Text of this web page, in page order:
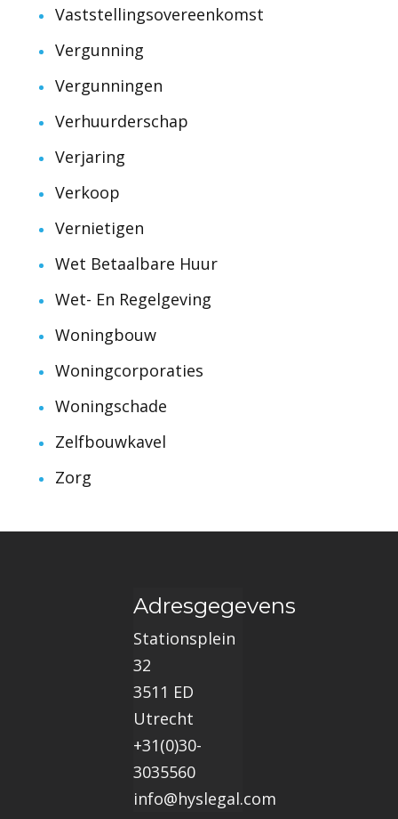
Vaststellingsovereenkomst
Vergunning
Vergunningen
Verhuurderschap
Verjaring
Verkoop
Vernietigen
Wet Betaalbare Huur
Wet- En Regelgeving
Woningbouw
Woningcorporaties
Woningschade
Zelfbouwkavel
Zorg
Adresgegevens
Stationsplein
32
3511 ED
Utrecht
+31(0)30-
3035560
info@hyslegal.com